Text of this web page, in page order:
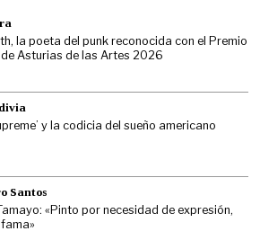
la poeta del punk reconocida con el Premio
Asturias de las Artes 2026
y la codicia del sueño americano
Santos
«Pinto por necesidad de expresión,